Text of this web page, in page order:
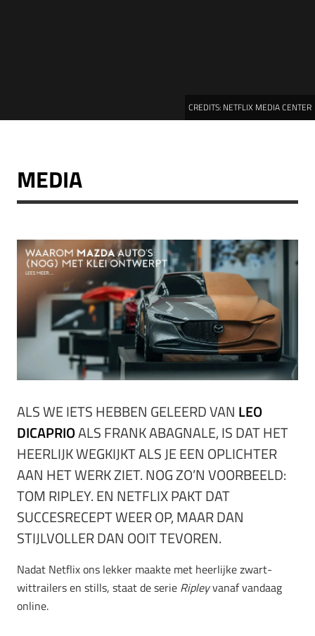
CREDITS: NETFLIX MEDIA CENTER
MEDIA
ALS WE IETS HEBBEN GELEERD VAN LEO
DICAPRIOALS FRANK ABAGNALE, IS DAT HET
HEERLIJK WEGKIJKT ALS JE EEN OPLICHTER
AAN HET WERK ZIET. NOG ZO’N VOORBEELD:
TOM RIPLEY. EN NETFLIX PAKT DAT
SUCCESRECEPT WEER OP, MAAR DAN
STIJLVOLLER DAN OOIT TEVOREN.
Nadat Netflix ons lekker maakte met heerlijke zwart-
wittrailers en stills, staat de serie Ripleyvanaf vandaag
online.